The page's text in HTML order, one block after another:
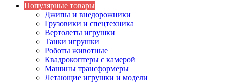
Популярные товары
Джипы и внедорожники
Грузовики и спецтехника
Вертолеты игрушки
Танки игрушки
Роботы животные
Квадрокоптеры с камерой
Машины трансформеры
Летающие игрушки и модели